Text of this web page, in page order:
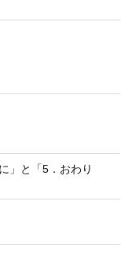
」と「5．おわり